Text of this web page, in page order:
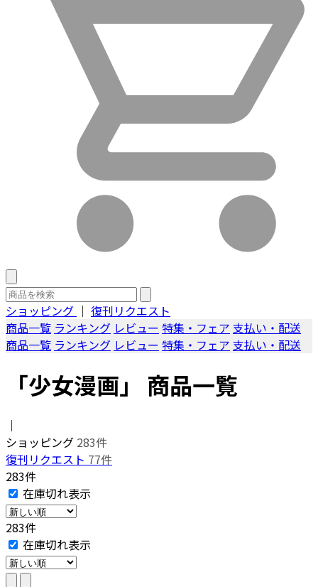
ショッピング ｜ 復刊リクエスト
商品一覧 ランキング レビュー 特集・フェア 支払い・配送
商品一覧 ランキング レビュー 特集・フェア 支払い・配送
「少女漫画」 商品一覧
｜
ショッピング 283件
復刊リクエスト 77件
283件
在庫切れ表示
283件
在庫切れ表示